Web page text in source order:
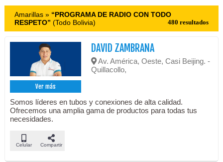
Amarillas » “PROGRAMA DE RADIO CON TODO
RESPETO” (Todo Bolivia) 480 resultados
Ver más
DAVID ZAMBRANA
Av. América, Oeste, Casi Beijing. -
Quillacollo,
Somos líderes en tubos y conexiones de alta calidad.
Ofrecemos una amplia gama de productos para todas tus
necesidades.
Celular Compartir